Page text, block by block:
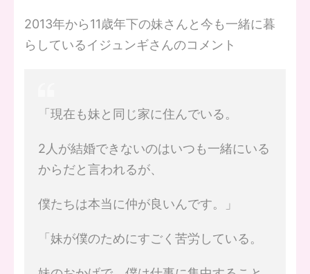
2013年から11歳年下の妹さんと今も一緒に暮
らしているイジュンギさんのコメント
「現在も妹と同じ家に住んでいる。
2人が結婚できないのはいつも一緒にいる
からだと言われるが、
僕たちは本当に仲が良いんです。」
「妹が僕のためにすごく苦労している。